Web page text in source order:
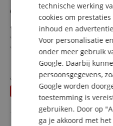
Chauvet DJ FLEXstand FX
Draagvermogen tot 60 kg
68 geïntegreerde
Auto-programma's
Compatibel met ILS-, RF-
Gereedschapsloze
Veilige
2 stuks in voordeelset
apart gehouden798€
U bespaart16,00 €
technische werking
cookies om
inhoud en
Voor personalisatie
onder meer gebruik
Google. Daarbij
persoonsgegevens,
Google worden
toestemming is
gebruiken. Door op
ga je akkoord met